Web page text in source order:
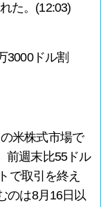
た。(12:03)
3000ドル割
米株式市場で
前週末比55ドル
で取引を終え
のは8月16日以